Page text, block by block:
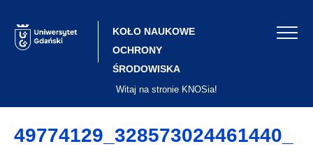
content
KOŁO NAUKOWE
OCHRONY
ŚRODOWISKA
Witaj na stronie KNOSia!
49774129_328573024461440_